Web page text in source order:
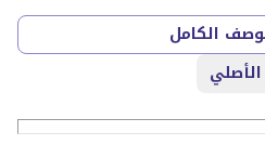
اليومية والأسبوعية والشهرية
الكامل